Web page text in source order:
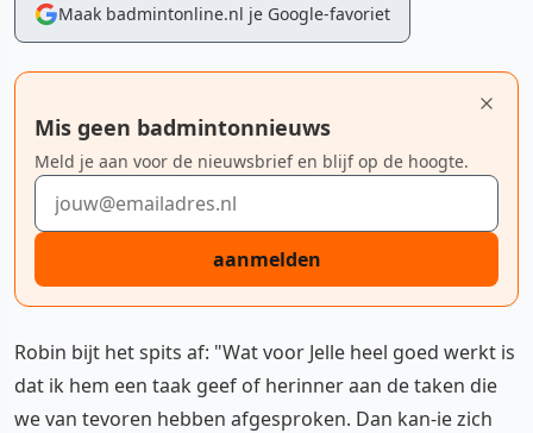
Maak badmintonline.nl je Google-favoriet
Mis geen badmintonnieuws
Meld je aan voor de nieuwsbrief en blijf op de hoogte.
E-mailadres
aanmelden
Robin bijt het spits af: "Wat voor Jelle heel goed werkt is
dat ik hem een taak geef of herinner aan de taken die
we van tevoren hebben afgesproken. Dan kan-ie zich